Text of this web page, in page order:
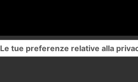
Le tue preferenze relative alla